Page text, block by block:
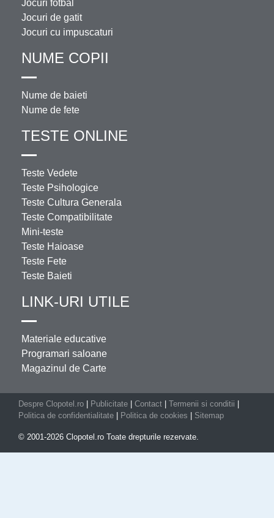
Jocuri fotbal
Jocuri de gatit
Jocuri cu impuscaturi
NUME COPII
Nume de baieti
Nume de fete
TESTE ONLINE
Teste Vedete
Teste Psihologice
Teste Cultura Generala
Teste Compatibilitate
Mini-teste
Teste Haioase
Teste Fete
Teste Baieti
LINK-URI UTILE
Materiale educative
Programari saloane
Magazinul de Carte
Despre Clopotel.ro Publicitate Contact Termenii si conditii
Politica de confidentialitate
Politica de cookies Sitemap
© 2001-2026 Clopotel.ro Toate drepturile rezervate.